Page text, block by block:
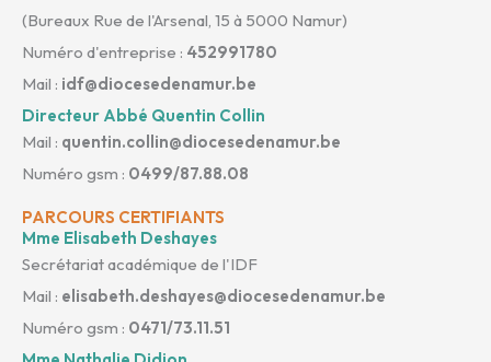
(Bureaux Rue de l'Arsenal, 15 à 5000 Namur)
Numéro d'entreprise : 452991780
Mail : idf@diocesedenamur.be
Directeur Abbé Quentin Collin
Mail : quentin.collin@diocesedenamur.be
Numéro gsm : 0499/87.88.08
PARCOURS CERTIFIANTS
Mme Elisabeth Deshayes
Secrétariat académique de l'IDF
Mail : elisabeth.deshayes@diocesedenamur.be
Numéro gsm : 0471/73.11.51